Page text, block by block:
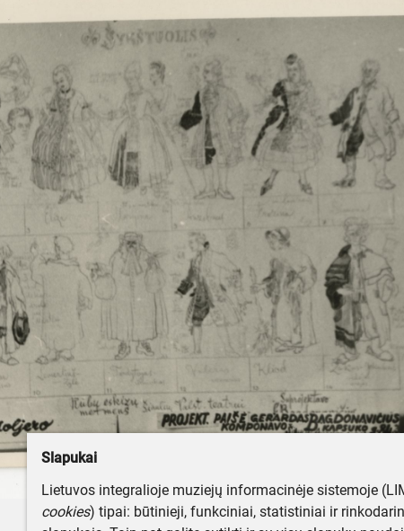
Slapukai
Lietuvos integralioje muziejų informacinėje sistemoje
cookies) tipai: būtinieji, funkciniai, statistiniai ir